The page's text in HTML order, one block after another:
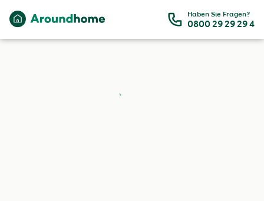
Zum Hauptinhalt Haben Sie Fragen?
0800 29 29 29 4